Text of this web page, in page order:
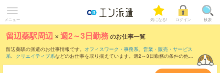
メニュー 気になる! ログイン 検索
留辺蘂駅周辺 ×週2～3日勤務のお仕事一覧
留辺蘂駅の派遣のお仕事情報です。 オフィスワーク・事務系、 営業・販売・サービス
系、 クリエイティブ系などのお仕事を取り揃えています。週2～3日勤務の条件の他